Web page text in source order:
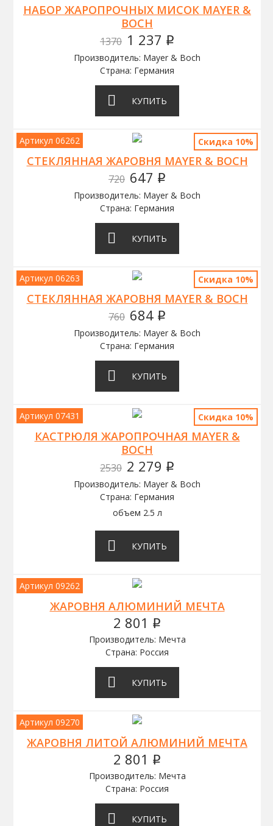
НАБОР ЖАРОПРОЧНЫХ МИСОК MAYER &
BOCH
1370 1 237 q
Производитель: Mayer & Boch
Страна: Германия
КУПИТЬ
Артикул 06262 Скидка 10%
СТЕКЛЯННАЯ ЖАРОВНЯ MAYER & BOCH
720 647 q
Производитель: Mayer & Boch
Страна: Германия
КУПИТЬ
Артикул 06263 Скидка 10%
СТЕКЛЯННАЯ ЖАРОВНЯ MAYER & BOCH
760 684 q
Производитель: Mayer & Boch
Страна: Германия
КУПИТЬ
Артикул 07431 Скидка 10%
КАСТРЮЛЯ ЖАРОПРОЧНАЯ MAYER &
BOCH
2530 2 279 q
Производитель: Mayer & Boch
Страна: Германия
объем 2.5 л
КУПИТЬ
Артикул 09262
ЖАРОВНЯ АЛЮМИНИЙ МЕЧТА
2 801 q
Производитель: Мечта
Страна: Россия
КУПИТЬ
Артикул 09270
ЖАРОВНЯ ЛИТОЙ АЛЮМИНИЙ МЕЧТА
2 801 q
Производитель: Мечта
Страна: Россия
КУПИТЬ